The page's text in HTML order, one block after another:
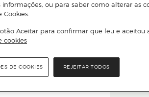
El Corte Inglés.
informações, ou para saber como alterar as
Cookies.
Aceitar para confirmar que leu e aceitou
cookies
REJEITAR TODOS
DE COOKIES